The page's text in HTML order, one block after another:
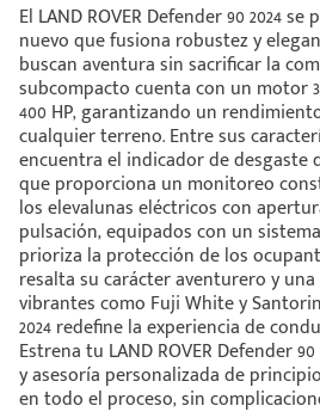
El LAND ROVER Defender 90 2024
nuevo que fusiona robustez y
buscan aventura sin sacrificar la
subcompacto cuenta con un motor
400 HP, garantizando un
cualquier terreno. Entre sus
encuentra el indicador de desgaste
que proporciona un monitoreo
los elevalunas eléctricos con
pulsación, equipados con un
prioriza la protección de los
resalta su carácter aventurero y
vibrantes como Fuji White y
2024 redefine la experiencia de
Estrena tu LAND ROVER Defender
y asesoría personalizada de
en todo el proceso, sin
más
estoy viendo 😀